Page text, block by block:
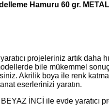
Hamuru 60 gr.
projeleriniz artık daha
bile mükemmel
Akrilik boya ile renk
eserlerinizi yaratın.
İNCİ ile evde yaratıcı